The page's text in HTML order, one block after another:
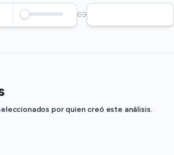
por quien creó este análisis.